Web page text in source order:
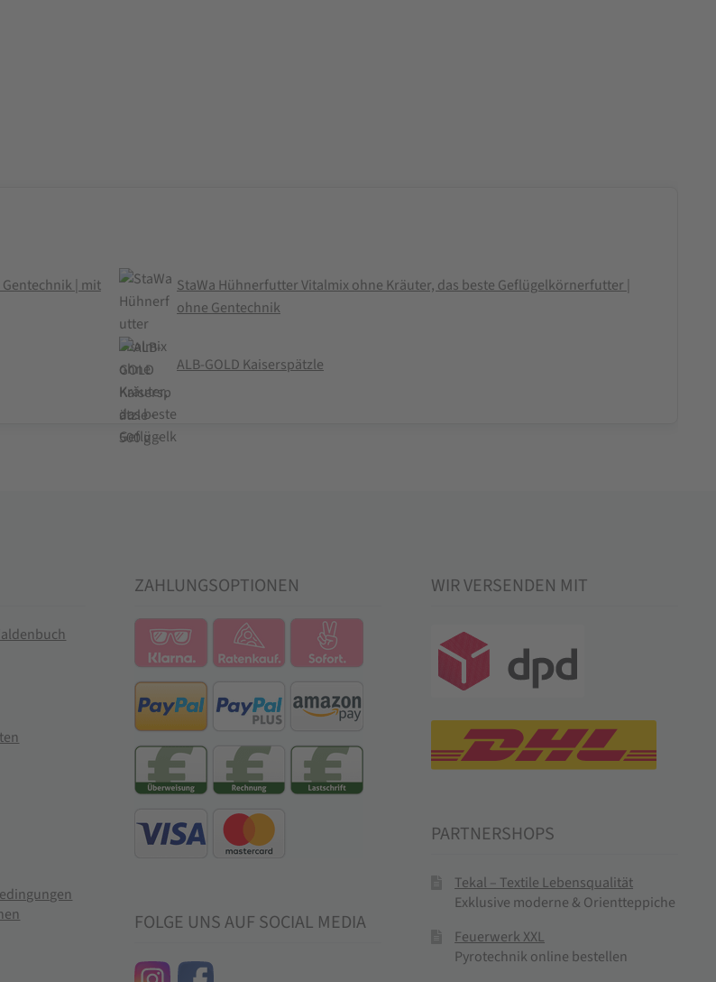
| mit
StaWa Hühnerfutter Vitalmix ohne Kräuter, das beste Geflügelkörnerfutter |
ohne Gentechnik
ALB-GOLD Kaiserspätzle
ZAHLUNGSOPTIONEN
FOLGE UNS AUF SOCIAL MEDIA
WIR VERSENDEN MIT
PARTNERSHOPS
Tekal – Textile Lebensqualität
Exklusive moderne & Orientteppiche
Feuerwerk XXL
Pyrotechnik online bestellen